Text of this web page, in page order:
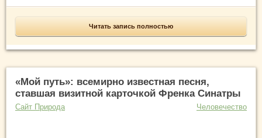
Читать запись полностью
«Мой путь»: всемирно известная песня,
ставшая визитной карточкой Френка Синатры
Сайт Природа Человечество